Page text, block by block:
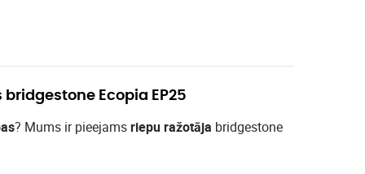
Ecopia EP25
? Mums ir pieejamsriepu ražotāja bridgestone